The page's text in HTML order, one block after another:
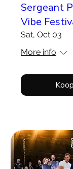
Sergeant
Vibe
Sat, Oct 03
More info